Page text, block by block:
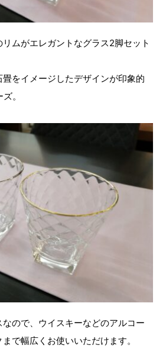
ムがエレガントなグラス2脚セット
をイメージしたデザインが印象的
。
ので、ウイスキーなどのアルコー
で幅広くお使いいただけます。